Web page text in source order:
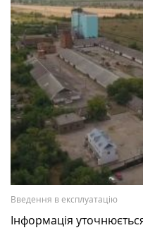
Введення в експлуатацію
Інформація